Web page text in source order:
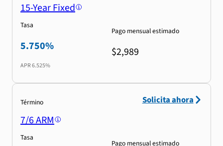
15-Year Fixed
Tasa
5.750%
APR6.525%
Pago mensual estimado
$2,989
Término
7/6 ARM
Tasa
Pago mensual estimado
Solicita ahora